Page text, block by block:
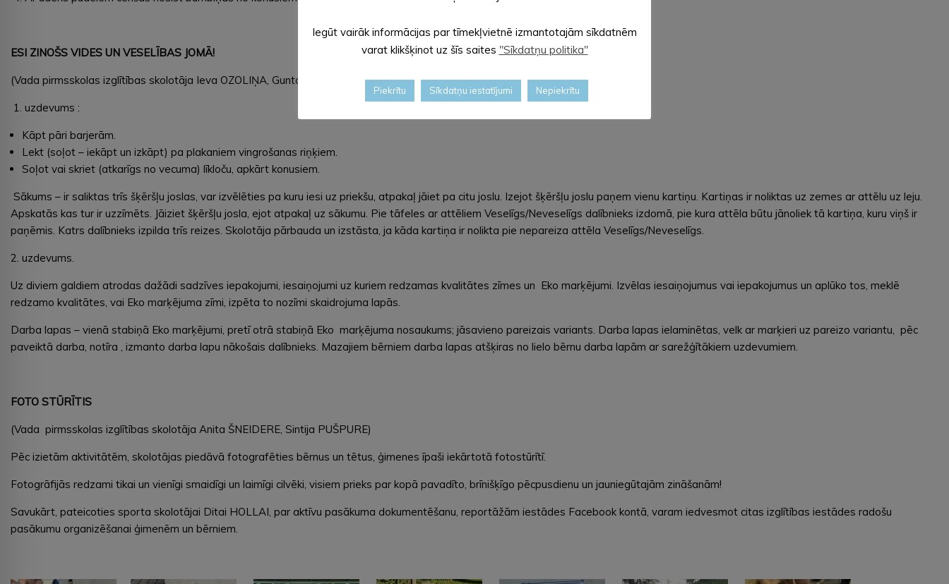
ESI ZINOŠS VIDES UN VESELĪBAS JOMĀ!
(Vada pirmsskolas izglītības skolotāja Ieva OZOLIŅA, Gunta BOJĀRE)
uzdevums :
Kāpt pāri barjerām.
Lekt (soļot – iekāpt un izkāpt) pa plakaniem vingrošanas riņķiem.
Soļot vai skriet (atkarīgs no vecuma) līkloču, apkārt konusiem.
Sākums – ir saliktas trīs šķēršļu joslas, var izvēlēties pa kuru iesi uz priekšu, atpakaļ jāiet pa citu joslu. Izejot šķēršļu joslu paņem vienu kartiņu. Kartiņas ir noliktas uz zemes ar attēlu uz leju.
Apskatās kas tur ir uzzīmēts. Jāiziet šķēršļu josla, ejot atpakaļ uz sākumu. Pie tāfeles ar attēliem Veselīgs/Neveselīgs dalībnieks izdomā, pie kura attēla būtu jānoliek tā kartiņa, kuru viņš ir
paņēmis. Katrs dalībnieks izpilda trīs reizes. Skolotāja pārbauda un izstāsta, ja kāda kartiņa ir nolikta pie nepareiza attēla Veselīgs/Neveselīgs.
2. uzdevums.
Uz diviem galdiem atrodas dažādi sadzīves iepakojumi, iesaiņojumi uz kuriem redzamas kvalitātes zīmes un Eko marķējumi. Izvēlas iesaiņojumus vai iepakojumus un aplūko tos, meklē
redzamo kvalitātes, vai Eko marķējuma zīmi, izpēta to nozīmi skaidrojuma lapās.
Darba lapas – vienā stabiņā Eko marķējumi, pretī otrā stabiņā Eko marķējuma nosaukums; jāsavieno pareizais variants. Darba lapas ielaminētas, velk ar marķieri uz pareizo variantu, pēc
paveiktā darba, notīra , izmanto darba lapu nākošais dalībnieks. Mazajiem bērniem darba lapas atšķiras no lielo bērnu darba lapām ar sarežģītākiem uzdevumiem.
FOTO STŪRĪTIS
(Vada pirmsskolas izglītības skolotāja Anita ŠNEIDERE, Sintija PUŠPURE)
Pēc izietām aktivitātēm, skolotājas piedāvā fotografēties bērnus un tētus, ģimenes īpaši iekārtotā fotostūrītī.
Fotogrāfijās redzami tikai un vienīgi smaidīgi un laimīgi cilvēki, visiem prieks par kopā pavadīto, brīnišķīgo pēcpusdienu un jauniegūtajām zināšanām!
Savukārt, pateicoties sporta skolotājai Ditai HOLLAI, par aktīvu pasākuma dokumentēšanu, reportāžām iestādes Facebook kontā, varam iedvesmot citas izglītības iestādes radošu
pasākumu organizēšanai ģimenēm un bērniem.
Iegūt vairāk informācijas par tīmekļvietnē izmantotajām sīkdatnēm
varat klikšķinot uz šīs saites "Sīkdatņu politika"
Piekrītu Sīkdatņu iestatījumi Nepiekrītu